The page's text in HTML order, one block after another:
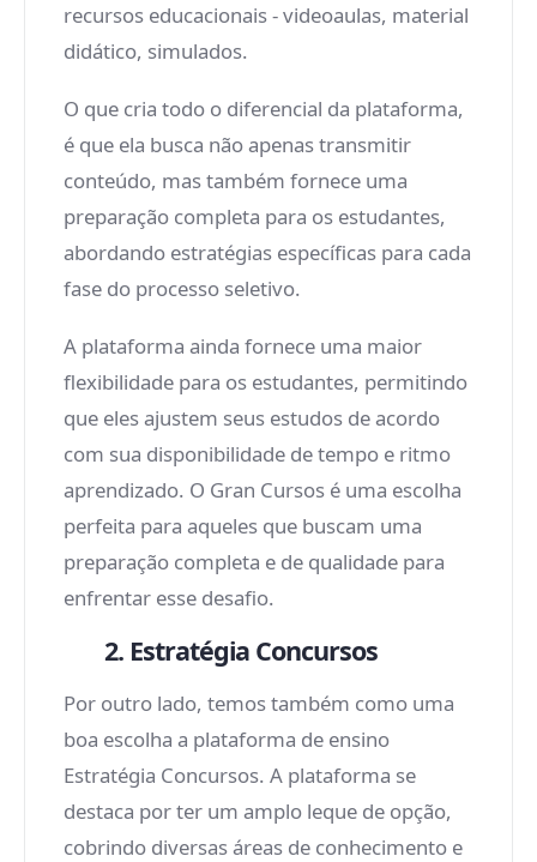
recursos educacionais - videoaulas, material
didático, simulados.
O que cria todo o diferencial da plataforma,
é que ela busca não apenas transmitir
conteúdo, mas também fornece uma
preparação completa para os estudantes,
abordando estratégias específicas para cada
fase do processo seletivo.
A plataforma ainda fornece uma maior
flexibilidade para os estudantes, permitindo
que eles ajustem seus estudos de acordo
com sua disponibilidade de tempo e ritmo
aprendizado. O Gran Cursos é uma escolha
perfeita para aqueles que buscam uma
preparação completa e de qualidade para
enfrentar esse desafio.
2. Estratégia Concursos
Por outro lado, temos também como uma
boa escolha a plataforma de ensino
Estratégia Concursos. A plataforma se
destaca por ter um amplo leque de opção,
cobrindo diversas áreas de conhecimento e